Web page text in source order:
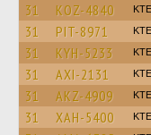
31 KOZ-4840
31 PIT-8971
31 KYH-5233
31 AXI-2131
31 AKZ-4909
31 XAH-5400